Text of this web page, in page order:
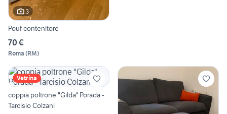
3
Pouf contenitore
70 €
Roma (RM)
Vetrina
coppia poltrone "Gilda" Porada -
Tarcisio Colzani